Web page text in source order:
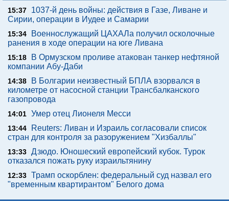
15:37
1037-й день войны: действия в Газе, Ливане и
Сирии, операции в Иудее и Самарии
15:34
Военнослужащий ЦАХАЛа получил осколочные
ранения в ходе операции на юге Ливана
15:18
В Ормузском проливе атакован танкер нефтяной
компании Абу-Даби
14:38
В Болгарии неизвестный БПЛА взорвался в
километре от насосной станции Трансбалканского
газопровода
14:01 Умер отец Лионеля Месси
13:44
Reuters: Ливан и Израиль согласовали список
стран для контроля за разоружением "Хизбаллы"
13:33 Дзюдо. Юношеский европейский кубок. Турок
отказался пожать руку израильтянину
12:33 Трамп оскорблен: федеральный суд назвал его
"временным квартирантом" Белого дома